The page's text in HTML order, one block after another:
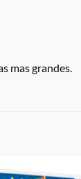
mas grandes.